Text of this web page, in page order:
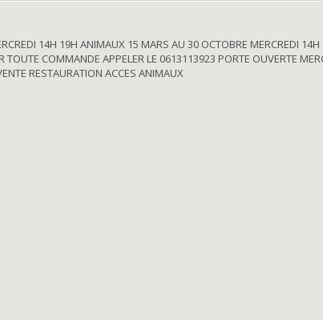
14H 19H ANIMAUX 15 MARS AU 30 OCTOBRE MERCREDI 14H
TOUTE COMMANDE APPELER LE 0613113923 PORTE OUVERTE
RESTAURATION ACCES ANIMAUX